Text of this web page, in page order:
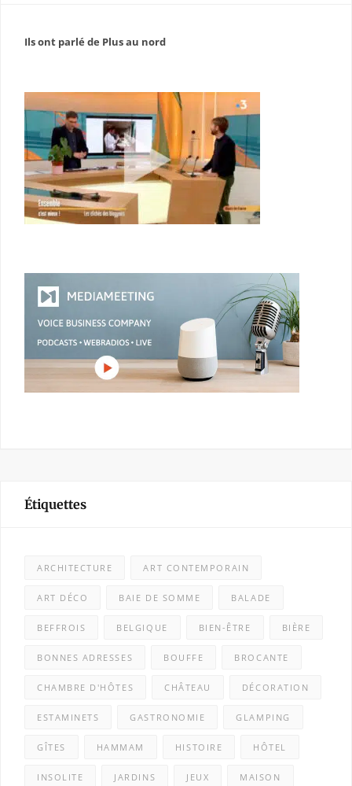
Ils ont parlé de Plus au nord
Étiquettes
ARCHITECTURE ART CONTEMPORAIN
ART DÉCO BAIE DE SOMME BALADE
BEFFROIS BELGIQUE BIEN-ÊTRE BIÈRE
BONNES ADRESSES BOUFFE BROCANTE
CHAMBRE D'HÔTES CHÂTEAU DÉCORATION
ESTAMINETS GASTRONOMIE GLAMPING
GÎTES HAMMAM HISTOIRE HÔTEL
INSOLITE JARDINS JEUX MAISON